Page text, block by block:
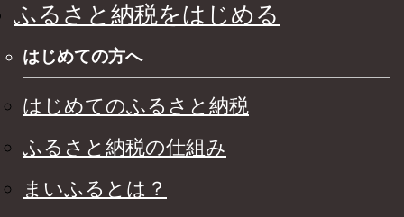
ふるさと納税をはじめる
はじめての方へ
はじめてのふるさと納税
ふるさと納税の仕組み
まいふるとは？